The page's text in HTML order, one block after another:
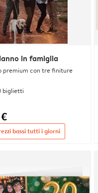
in famiglia
premium con tre finiture
biglietti
bassi tutti i giorni